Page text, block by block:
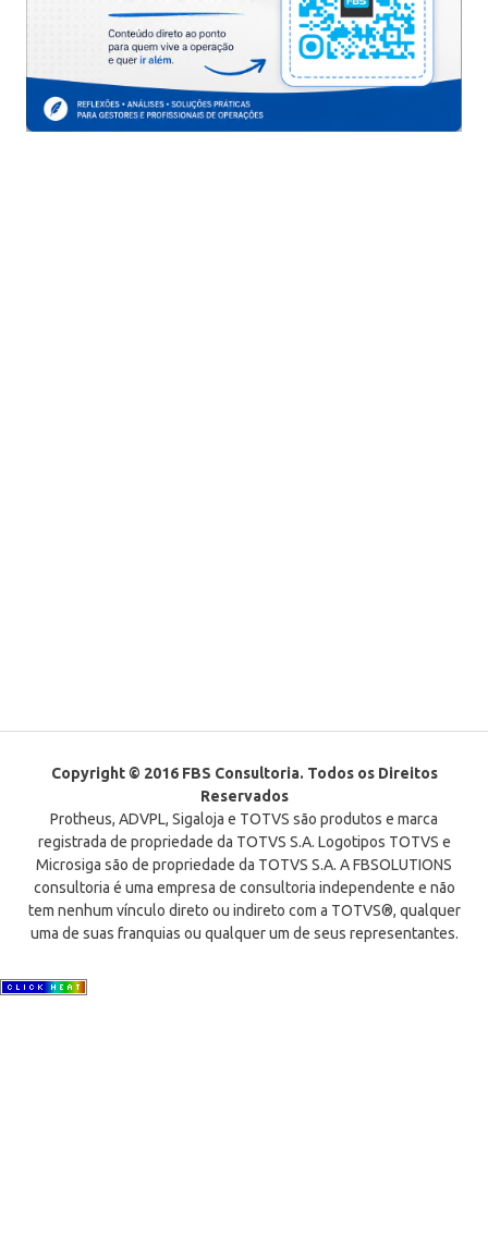
Copyright © 2016 FBS Consultoria. Todos os Direitos
Reservados
Protheus, ADVPL, Sigaloja e TOTVS são produtos e marca
registrada de propriedade da TOTVS S.A. Logotipos TOTVS e
Microsiga são de propriedade da TOTVS S.A. A FBSOLUTIONS
consultoria é uma empresa de consultoria independente e não
tem nenhum vínculo direto ou indireto com a TOTVS®, qualquer
uma de suas franquias ou qualquer um de seus representantes.